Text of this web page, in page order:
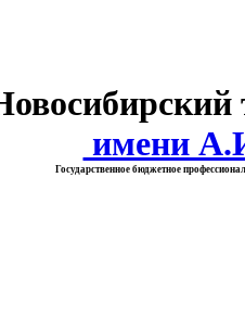
имени
Государственное бюджетное